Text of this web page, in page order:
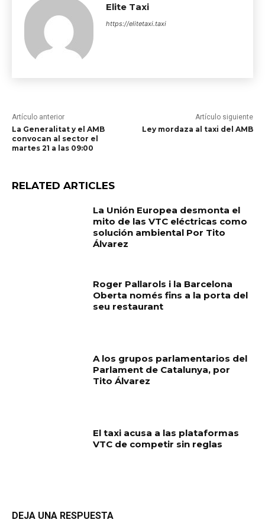
Elite Taxi
https://elitetaxi.taxi
Artículo anterior
La Generalitat y el AMB
convocan al sector el
martes 21 a las 09:00
Artículo siguiente
Ley mordaza al taxi del AMB
RELATED ARTICLES
La Unión Europea desmonta el
mito de las VTC eléctricas como
solución ambiental Por Tito
Álvarez
Roger Pallarols i la Barcelona
Oberta només fins a la porta del
seu restaurant
A los grupos parlamentarios del
Parlament de Catalunya, por
Tito Álvarez
El taxi acusa a las plataformas
VTC de competir sin reglas
DEJA UNA RESPUESTA